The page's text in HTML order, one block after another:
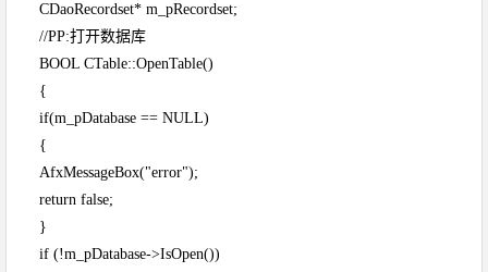
CDaoRecordset* m_pRecordset;
//PP:打开数据库
BOOL CTable::OpenTable()
{
if(m_pDatabase == NULL)
{
AfxMessageBox("error");
return false;
}
if (!m_pDatabase->IsOpen())